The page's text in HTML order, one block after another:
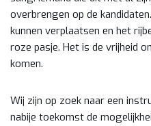
overbrengen op de
kunnen verplaatsen en het
roze pasje. Het is de vrijheid
komen.
Wij zijn op zoek naar een
nabije toekomst de